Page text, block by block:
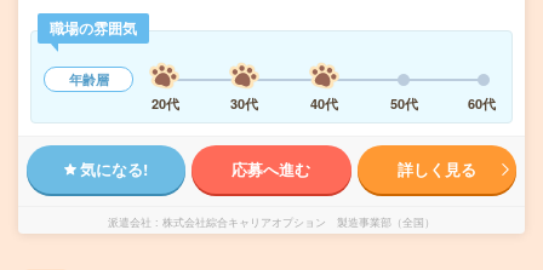
職場の雰囲気
年齢層
20代
30代 40代 50代 60代
気になる! 応募へ進む 詳しく見る
派遣会社 株式会社綜合キャリアオプション 製造事業部（全国）